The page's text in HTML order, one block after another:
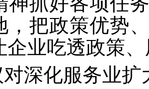
，把政策优势
企业吃透政策
深化服务业